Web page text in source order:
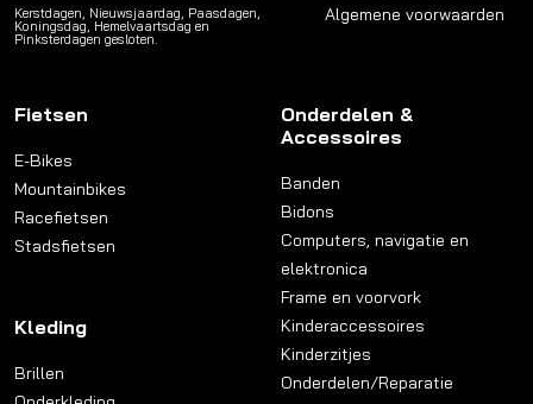
Kerstdagen, Nieuwsjaardag, Paasdagen,
Koningsdag, Hemelvaartsdag en
Pinksterdagen gesloten.
Algemene voorwaarden
Fietsen
E-Bikes
Mountainbikes
Racefietsen
Stadsfietsen
Kleding
Brillen
Onderdelen &
Accessoires
Banden
Bidons
Computers, navigatie en
elektronica
Frame en voorvork
Kinderaccessoires
Kinderzitjes
Onderdelen/Reparatie